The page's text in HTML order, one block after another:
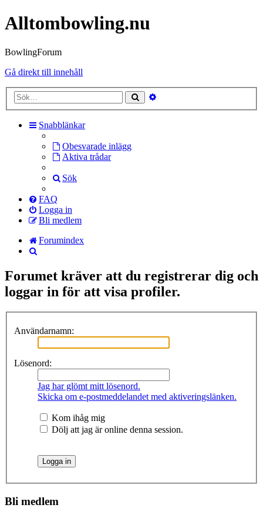
Alltombowling.nu
BowlingForum
Gå direkt till innehåll
Sök
Snabblänkar
Obesvarade inlägg
Aktiva trådar
Sök
FAQ
Logga in
Bli medlem
Forumindex
Forumet kräver att du registrerar dig och
loggar in för att visa profiler.
Användarnamn:
Lösenord:
Jag har glömt mitt lösenord.
Skicka om e-postmeddelandet med aktiveringslänken.
Kom ihåg mig
Dölj att jag är online denna session.
Bli medlem